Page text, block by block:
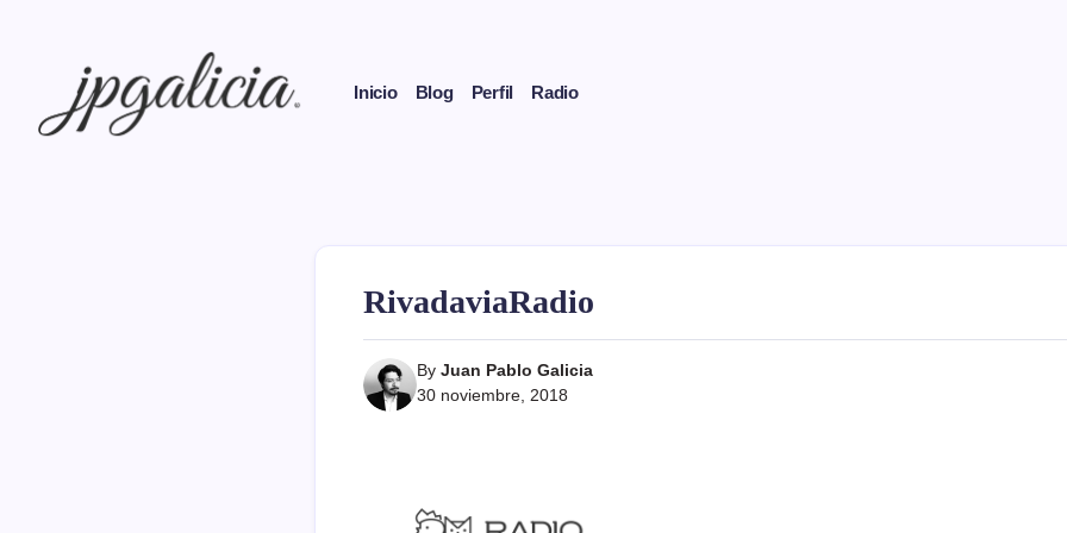
Inicio Blog Perfil Radio
RivadaviaRadio
By Juan Pablo Galicia
30 noviembre, 2018